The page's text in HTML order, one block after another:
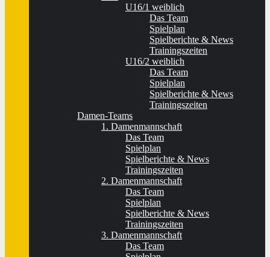
U16/1 weiblich
Das Team
Spielplan
Spielberichte & News
Trainingszeiten
U16/2 weiblich
Das Team
Spielplan
Spielberichte & News
Trainingszeiten
Damen-Teams
1. Damenmannschaft
Das Team
Spielplan
Spielberichte & News
Trainingszeiten
2. Damenmannschaft
Das Team
Spielplan
Spielberichte & News
Trainingszeiten
3. Damenmannschaft
Das Team